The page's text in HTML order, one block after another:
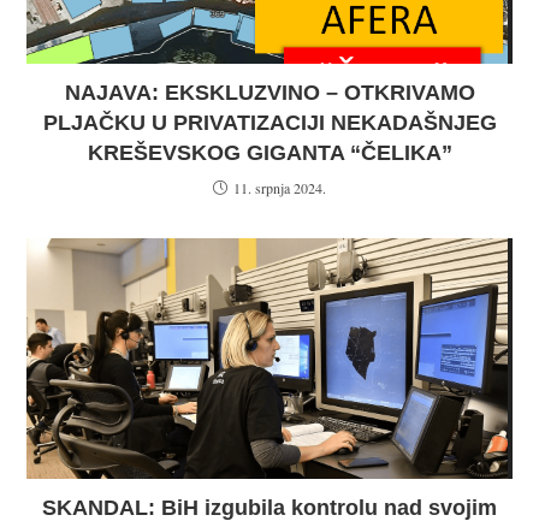
NAJAVA: EKSKLUZVINO – OTKRIVAMO
PLJAČKU U PRIVATIZACIJI NEKADAŠNJEG
KREŠEVSKOG GIGANTA “ČELIKA”
11. srpnja 2024.
SKANDAL: BiH izgubila kontrolu nad svojim